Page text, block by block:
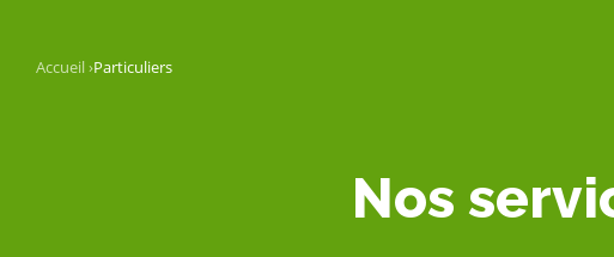
Accueil›Particuliers
Nos